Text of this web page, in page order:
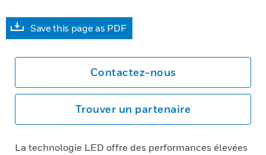
Save this page as PDF
Contactez-nous
Trouver un partenaire
La technologie LED offre des performances élevées